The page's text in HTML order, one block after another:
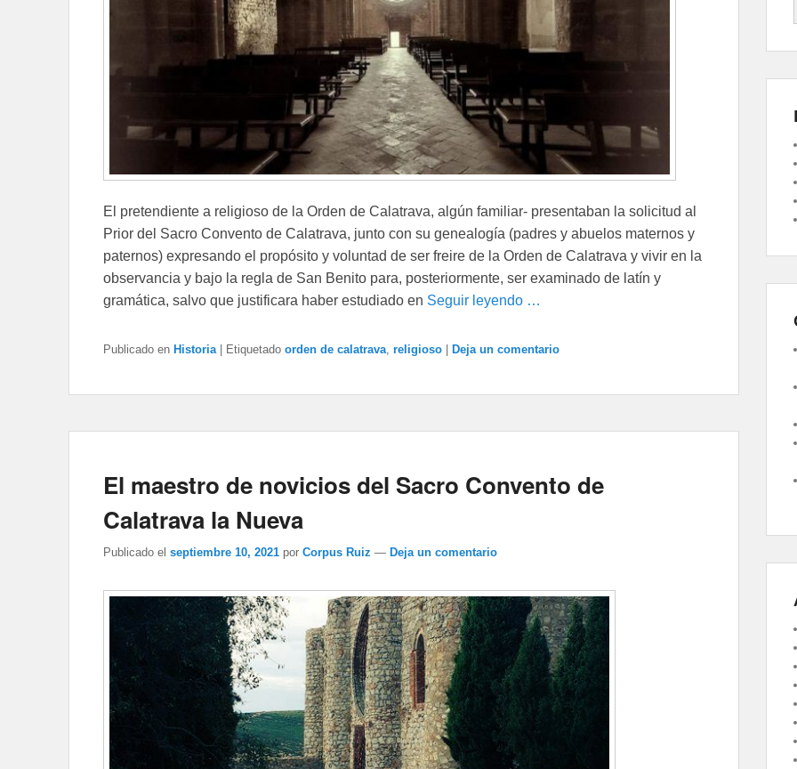
El pretendiente a religioso de la Orden de Calatrava, algún familiar- presentaban la solicitud al
Prior del Sacro Convento de Calatrava, junto con su genealogía (padres y abuelos maternos y
paternos) expresando el propósito y voluntad de ser freire de la Orden de Calatrava y vivir en la
observancia y bajo la regla de San Benito para, posteriormente, ser examinado de latín y
gramática, salvo que justificara haber estudiado en Seguir leyendo …
Publicado en Historia | Etiquetado orden de calatrava religioso | Deja un comentario
El maestro de novicios del Sacro Convento de
Calatrava la Nueva
Publicado el septiembre 10, 2021 por Corpus Ruiz — Deja un comentario